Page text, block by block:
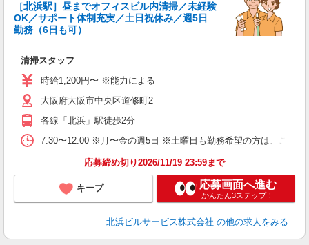
［北浜駅］昼までオフィスビル内清掃／未経験
OK／サポート体制充実／土日祝休み／週5日
勤務（6日も可）
清掃スタッフ
時給1,200円〜 ※能力による
大阪府大阪市中央区道修町2
各線「北浜」駅徒歩2分
7:30〜12:00 ※月〜金の週5日 ※土曜日も勤務希望の方は、ご相談
応募締め切り2026/11/19 23:59まで
キープ 応募画面へ進む
かんたん3ステップ！
北浜ビルサービス株式会社 の他の求人をみる